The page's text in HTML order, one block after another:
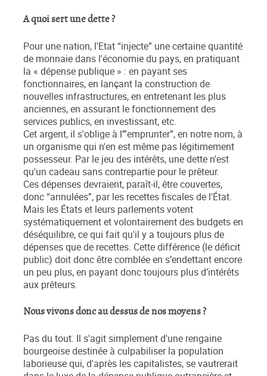
A quoi sert une dette ?
Pour une nation, l'Etat “injecte” une certaine quantité
de monnaie dans l'économie du pays, en pratiquant
la « dépense publique » : en payant ses
fonctionnaires, en lançant la construction de
nouvelles infrastructures, en entretenant les plus
anciennes, en assurant le fonctionnement des
services publics, en investissant, etc.
Cet argent, il s'oblige à l’”emprunter”, en notre nom, à
un organisme qui n'en est même pas légitimement
possesseur. Par le jeu des intérêts, une dette n'est
qu'un cadeau sans contrepartie pour le prêteur.
Ces dépenses devraient, paraît-il, être couvertes,
donc “annulées”, par les recettes fiscales de l'État.
Mais les États et leurs parlements votent
systématiquement et volontairement des budgets en
déséquilibre, ce qui fait qu'il y a toujours plus de
dépenses que de recettes. Cette différence (le déficit
public) doit donc être comblée en s’endettant encore
un peu plus, en payant donc toujours plus d’intérêts
aux prêteurs.
Nous vivons donc au dessus de nos moyens ?
Pas du tout. Il s'agit simplement d'une rengaine
bourgeoise destinée à culpabiliser la population
laborieuse qui, d'après les capitalistes, se vautrerait